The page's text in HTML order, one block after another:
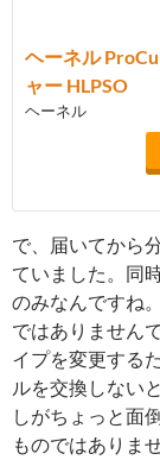
ヘーネル
ャー HLPSO
ヘーネル
で、届いてから
ていました。同
のみなんですね
ではありません
イプを変更する
ルを交換しない
しがちょっと面
ものではありま